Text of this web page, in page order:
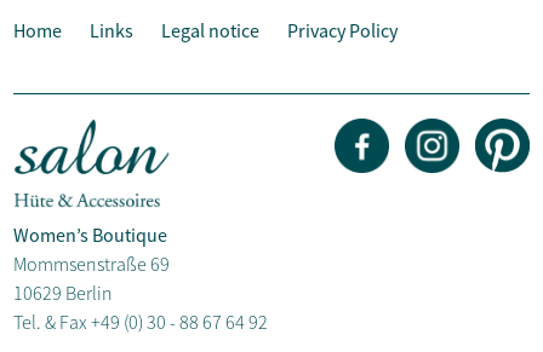
Home Links Legal notice Privacy Policy
Women’s Boutique
Mommsenstraße 69
10629 Berlin
Tel. & Fax+49 (0) 30 - 88 67 64 92